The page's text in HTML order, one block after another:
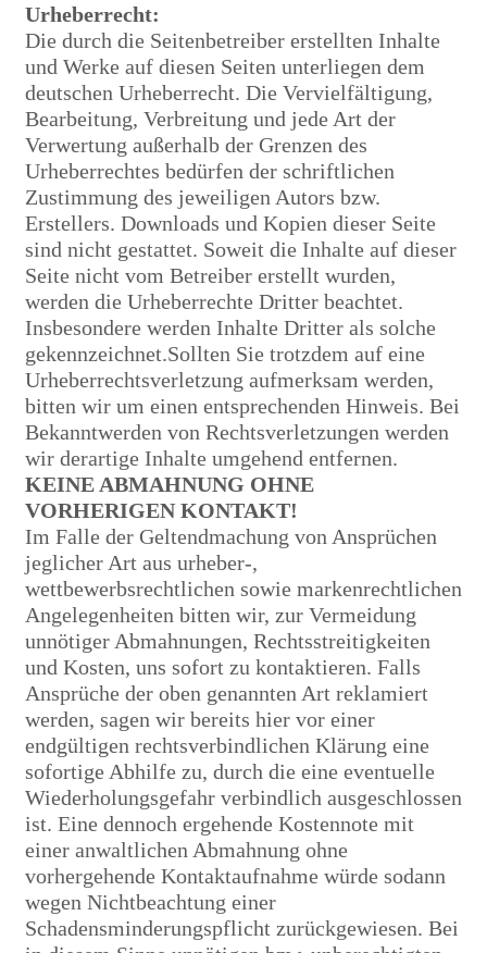
Urheberrecht:
Die durch die Seitenbetreiber erstellten Inhalte
und Werke auf diesen Seiten unterliegen dem
deutschen Urheberrecht. Die Vervielfältigung,
Bearbeitung, Verbreitung und jede Art der
Verwertung außerhalb der Grenzen des
Urheberrechtes bedürfen der schriftlichen
Zustimmung des jeweiligen Autors bzw.
Erstellers. Downloads und Kopien dieser Seite
sind nicht gestattet. Soweit die Inhalte auf dieser
Seite nicht vom Betreiber erstellt wurden,
werden die Urheberrechte Dritter beachtet.
Insbesondere werden Inhalte Dritter als solche
gekennzeichnet.Sollten Sie trotzdem auf eine
Urheberrechtsverletzung aufmerksam werden,
bitten wir um einen entsprechenden Hinweis. Bei
Bekanntwerden von Rechtsverletzungen werden
wir derartige Inhalte umgehend entfernen.
KEINE ABMAHNUNG OHNE
VORHERIGEN KONTAKT!
Im Falle der Geltendmachung von Ansprüchen
jeglicher Art aus urheber-,
wettbewerbsrechtlichen sowie markenrechtlichen
Angelegenheiten bitten wir, zur Vermeidung
unnötiger Abmahnungen, Rechtsstreitigkeiten
und Kosten, uns sofort zu kontaktieren. Falls
Ansprüche der oben genannten Art reklamiert
werden, sagen wir bereits hier vor einer
endgültigen rechtsverbindlichen Klärung eine
sofortige Abhilfe zu, durch die eine eventuelle
Wiederholungsgefahr verbindlich ausgeschlossen
ist. Eine dennoch ergehende Kostennote mit
einer anwaltlichen Abmahnung ohne
vorhergehende Kontaktaufnahme würde sodann
wegen Nichtbeachtung einer
Schadensminderungspflicht zurückgewiesen. Bei